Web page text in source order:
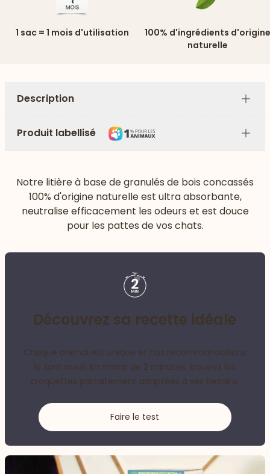
1 sac = 1 mois d'utilisation
100% d'ingrédients d'origine
naturelle
Description
Plus
Produit labellisé
Notre litière à base de granulés de bois concassés
100% d'origine naturelle est ultra absorbante,
neutralise efficacement les odeurs et est douce
pour les pattes de vos chats.
Découvrez sa recette idéale
Chaque animal est unique et nos recommandations
le sont aussi. En moins de 2 minutes, trouvez les
croquettes parfaitement adaptées à ses besoins.
Faire le test